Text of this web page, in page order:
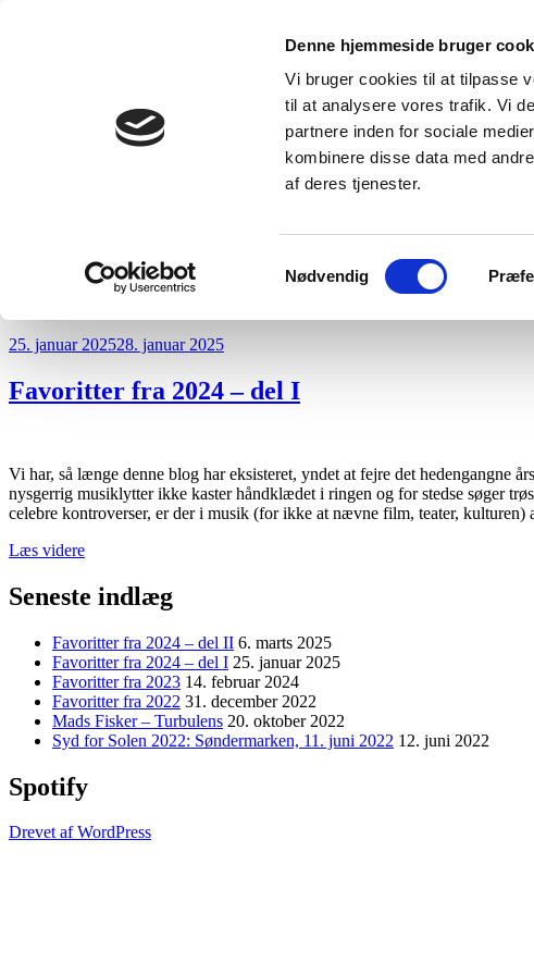
Denne hjemmeside bruger
Vi bruger cookies til at tilpasse
til at analysere vores trafik. Vi
partnere inden for sociale
kombinere disse data med
af deres tjenester.
Samtykkevalg
Nødvendig
Indhold
Udgivet
25. januar 202528. januar 2025
Favoritter fra 2024 – del I
Vi har, så længe denne blog har eksisteret, yndet at fejre det hedengangne
nysgerrig musiklytter ikke kaster håndklædet i ringen og for stedse søger
celebre kontroverser, er der i musik (for ikke at nævne film, teater,
Læs videre“Favoritter
2024
–
I”
Seneste indlæg
Favoritter fra 2024 – del II 6. marts 2025
Favoritter fra 2024 – del I 25. januar 2025
Favoritter fra 2023 14. februar 2024
Favoritter fra 2022 31. december 2022
Mads Fisker – Turbulens 20. oktober 2022
Syd for Solen 2022: Søndermarken, 11. juni 2022 12. juni 2022
Spotify
Drevet af WordPress